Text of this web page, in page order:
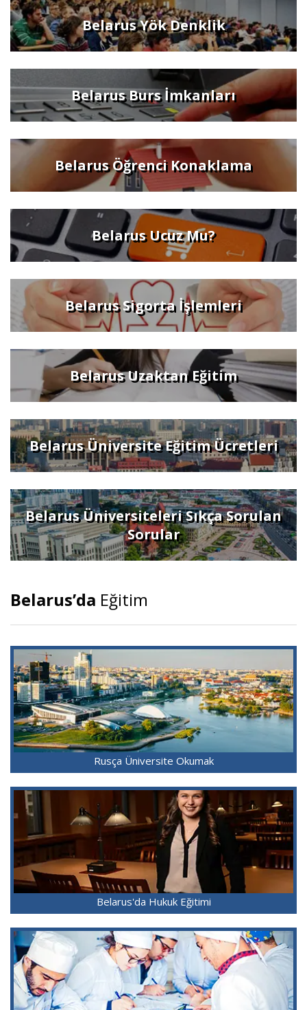
Belarus Yök Denklik
Belarus Burs İmkanları
Belarus Öğrenci Konaklama
Belarus Ucuz Mu?
Belarus Sigorta İşlemleri
Belarus Uzaktan Eğitim
Belarus Üniversite Eğitim Ücretleri
Belarus Üniversiteleri Sıkça Sorulan
Sorular
Belarus’da Eğitim
Rusça Üniversite Okumak
Belarus'da Hukuk Eğitimi